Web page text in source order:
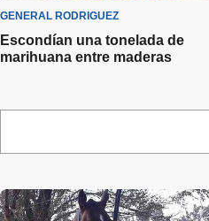
GENERAL RODRIGUEZ
Escondían una tonelada de
marihuana entre maderas